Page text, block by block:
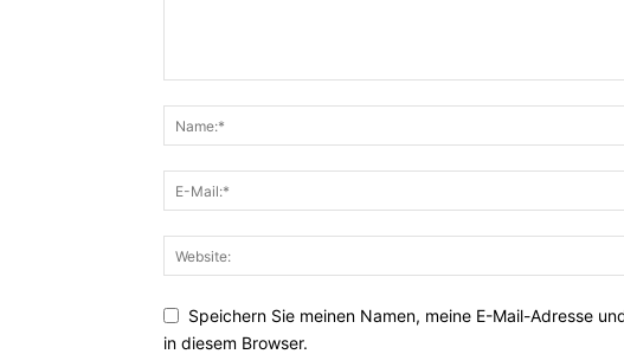
Speichern Sie meinen Namen, meine E-Mail-Adresse
in diesem Browser.